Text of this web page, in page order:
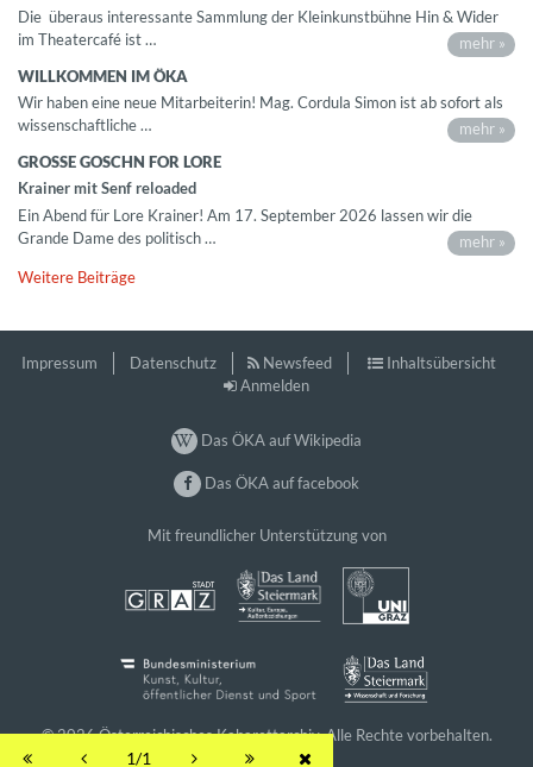
Die überaus interessante Sammlung der Kleinkunstbühne Hin & Wider
im Theatercafé ist …
mehr »
WILLKOMMEN IM ÖKA
Wir haben eine neue Mitarbeiterin! Mag. Cordula Simon ist ab sofort als
wissenschaftliche …
mehr »
GROSSE GOSCHN FOR LORE
Krainer mit Senf reloaded
Ein Abend für Lore Krainer! Am 17. September 2026 lassen wir die
Grande Dame des politisch …
mehr »
Weitere Beiträge
Impressum Datenschutz Newsfeed
Inhaltsübersicht
Anmelden
Das ÖKA auf Wikipedia
Das ÖKA auf facebook
Mit freundlicher Unterstützung von
© 2026 Österreichisches Kabarettarchiv. Alle Rechte vorbehalten.
1/1